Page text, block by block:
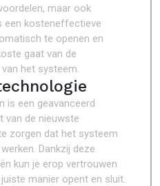
maar ook
een kosteneffectieve
te openen en
gaat van de
het systeem.
is een geavanceerd
van de nieuwste
zorgen dat het systeem
Dankzij deze
kun je erop vertrouwen
manier opent en sluit.